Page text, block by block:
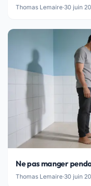
Thomas Lemaire·30 juin
Ne pas manger
Thomas Lemaire·30 juin